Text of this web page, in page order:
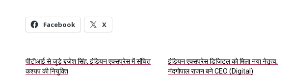
Facebook X
पीटीआई से जुड़े बृजेश सिंह, इंडियन एक्सप्रेस में संचित
कश्यप की नियुक्ति
इंडियन एक्सप्रेस डिजिटल को मिला नया नेतृत्व;
नंदगोपाल राजन बने CEO (Digital)